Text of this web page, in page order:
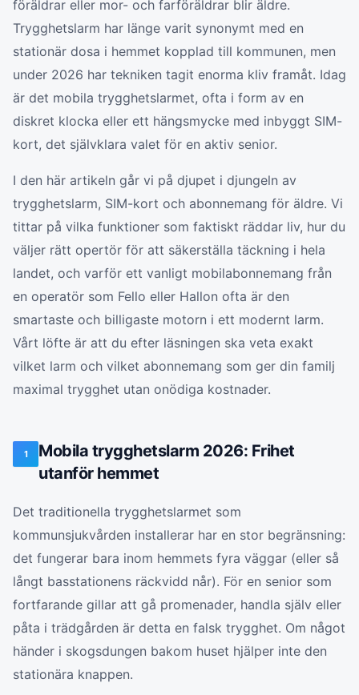
föräldrar eller mor- och farföräldrar blir äldre.
Trygghetslarm har länge varit synonymt med en
stationär dosa i hemmet kopplad till kommunen, men
under 2026 har tekniken tagit enorma kliv framåt. Idag
är det mobila trygghetslarmet, ofta i form av en
diskret klocka eller ett hängsmycke med inbyggt SIM-
kort, det självklara valet för en aktiv senior.
I den här artikeln går vi på djupet i djungeln av
trygghetslarm, SIM-kort och abonnemang för äldre. Vi
tittar på vilka funktioner som faktiskt räddar liv, hur du
väljer rätt opertör för att säkerställa täckning i hela
landet, och varför ett vanligt mobilabonnemang från
en operatör som Fello eller Hallon ofta är den
smartaste och billigaste motorn i ett modernt larm.
Vårt löfte är att du efter läsningen ska veta exakt
vilket larm och vilket abonnemang som ger din familj
maximal trygghet utan onödiga kostnader.
1
Mobila trygghetslarm 2026: Frihet
utanför hemmet
Det traditionella trygghetslarmet som
kommunsjukvården installerar har en stor begränsning:
det fungerar bara inom hemmets fyra väggar (eller så
långt basstationens räckvidd når). För en senior som
fortfarande gillar att gå promenader, handla själv eller
påta i trädgården är detta en falsk trygghet. Om något
händer i skogsdungen bakom huset hjälper inte den
stationära knappen.